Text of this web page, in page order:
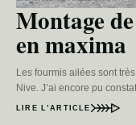
Montage
en maxima
Les fourmis ailées sont
Nive. J’ai encore pu
LIRE L’ARTICLE